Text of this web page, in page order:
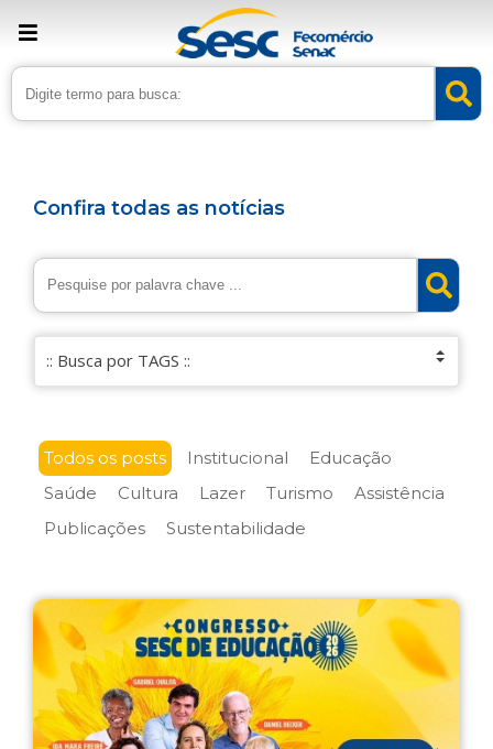
Confira todas as notícias
Todos os posts Institucional
Educação
Saúde
Cultura Lazer Turismo
Assistência
Publicações
Sustentabilidade